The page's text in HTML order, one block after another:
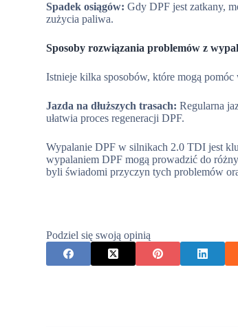
Spadek osiągów: Gdy DPF jest zatkany,
zużycia paliwa.
Sposoby rozwiązania problemów z
Istnieje kilka sposobów, które mogą
Jazda na dłuższych trasach: Regularna
ułatwia proces regeneracji DPF.
Wypalanie DPF w silnikach 2.0 TDI jest
wypalaniem DPF mogą prowadzić do
byli świadomi przyczyn tych problemów
Podziel się swoją opinią